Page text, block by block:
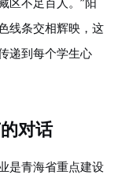
线条交相辉映，这
递到每个学生心
对话
是青海省重点建设